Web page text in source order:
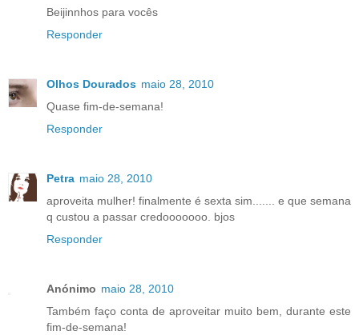
Beijinnhos para vocês
Responder
Olhos Dourados maio 28, 2010
Quase fim-de-semana!
Responder
Petra maio 28, 2010
aproveita mulher! finalmente é sexta sim....... e que semana
q custou a passar credooooooo. bjos
Responder
Anónimo maio 28, 2010
Também faço conta de aproveitar muito bem, durante este
fim-de-semana!